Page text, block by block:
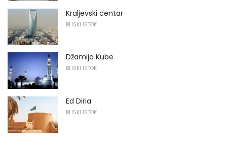
Kraljevski centar
BLISKI ISTOK
Džamija Kube
BLISKI ISTOK
Ed Diria
BLISKI ISTOK